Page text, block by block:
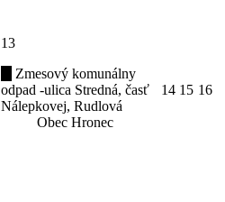
13
Zmesový komunálny
odpad -ulica Stredná, časť
Nálepkovej, Rudlová
Obec Hronec
14 15 16